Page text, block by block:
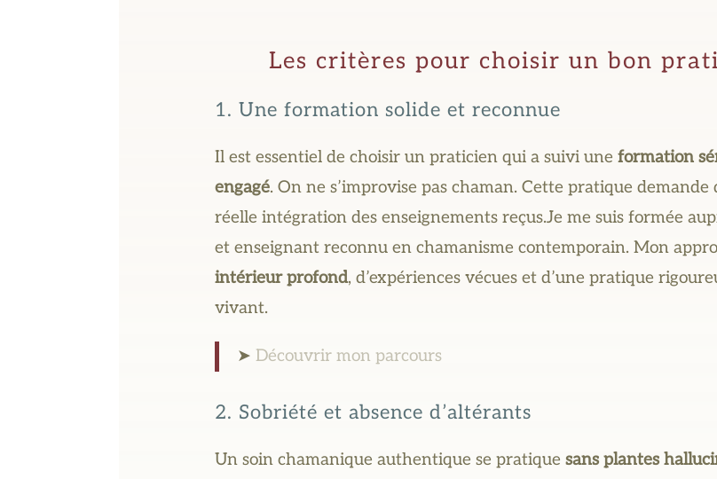
Les critères pour choisir un bon
1. Une formation solide et reconnue
Il est essentiel de choisir un praticien qui a suivi une formation
engagé. On ne s’improvise pas chaman. Cette pratique
réelle intégration des enseignements reçus.Je me suis formée
et enseignant reconnu en chamanisme contemporain. Mon
intérieur profond, d’expériences vécues et d’une pratique
vivant.
➤ Découvrir mon parcours
2. Sobriété et absence d’altérants
Un soin chamanique authentique se pratique sans plantes